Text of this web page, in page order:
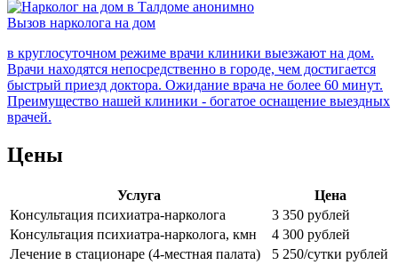
Вызов нарколога на дом
в круглосуточном режиме врачи клиники выезжают на дом.
Врачи находятся непосредственно в городе, чем достигается
быстрый приезд доктора. Ожидание врача не более 60 минут.
Преимущество нашей клиники - богатое оснащение выездных
врачей.
Цены
Услуга
Цена
Консультация психиатра-нарколога
3 350 рублей
Консультация психиатра-нарколога, кмн
4 300 рублей
Лечение в стационаре (4-местная палата)
5 250/сутки рублей